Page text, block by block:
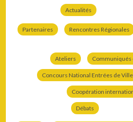
Actualités
Partenaires Rencontres Régionales
Ateliers Communiqués
Concours National Entrées de Ville
Coopération
Débats